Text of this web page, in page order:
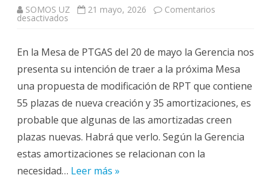
SOMOS UZ 21 mayo, 2026 Comentarios
desactivados
la
Mesa
del
20
de
mayo.
Una
plantilla
estancada:
Centros,
Unidades
y
Servicios
estresados.
En la Mesa de PTGAS del 20 de mayo la Gerencia nos
presenta su intención de traer a la próxima Mesa
una propuesta de modificación de RPT que contiene
55 plazas de nueva creación y 35 amortizaciones, es
probable que algunas de las amortizadas creen
plazas nuevas. Habrá que verlo. Según la Gerencia
estas amortizaciones se relacionan con la
necesidad… Leer más »